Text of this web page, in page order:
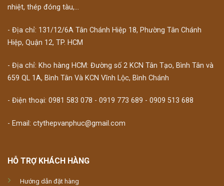
nhiệt, thép đóng tàu,...
- Địa chỉ: 131/12/6A Tân Chánh Hiệp 18, Phường Tân Chánh
Hiệp, Quận 12, TP. HCM
- Địa chỉ: Kho hàng HCM: Đường số 2 KCN Tân Tạo, Bình Tân và
659 QL 1A, Bình Tân Và KCN Vĩnh Lộc, Bình Chánh
- Điện thoại: 0981 583 078 - 0919 773 689 - 0909 513 688
- Email: ctythepvanphuc@gmail.com
HỖ TRỢ KHÁCH HÀNG
Hướng dẫn đặt hàng